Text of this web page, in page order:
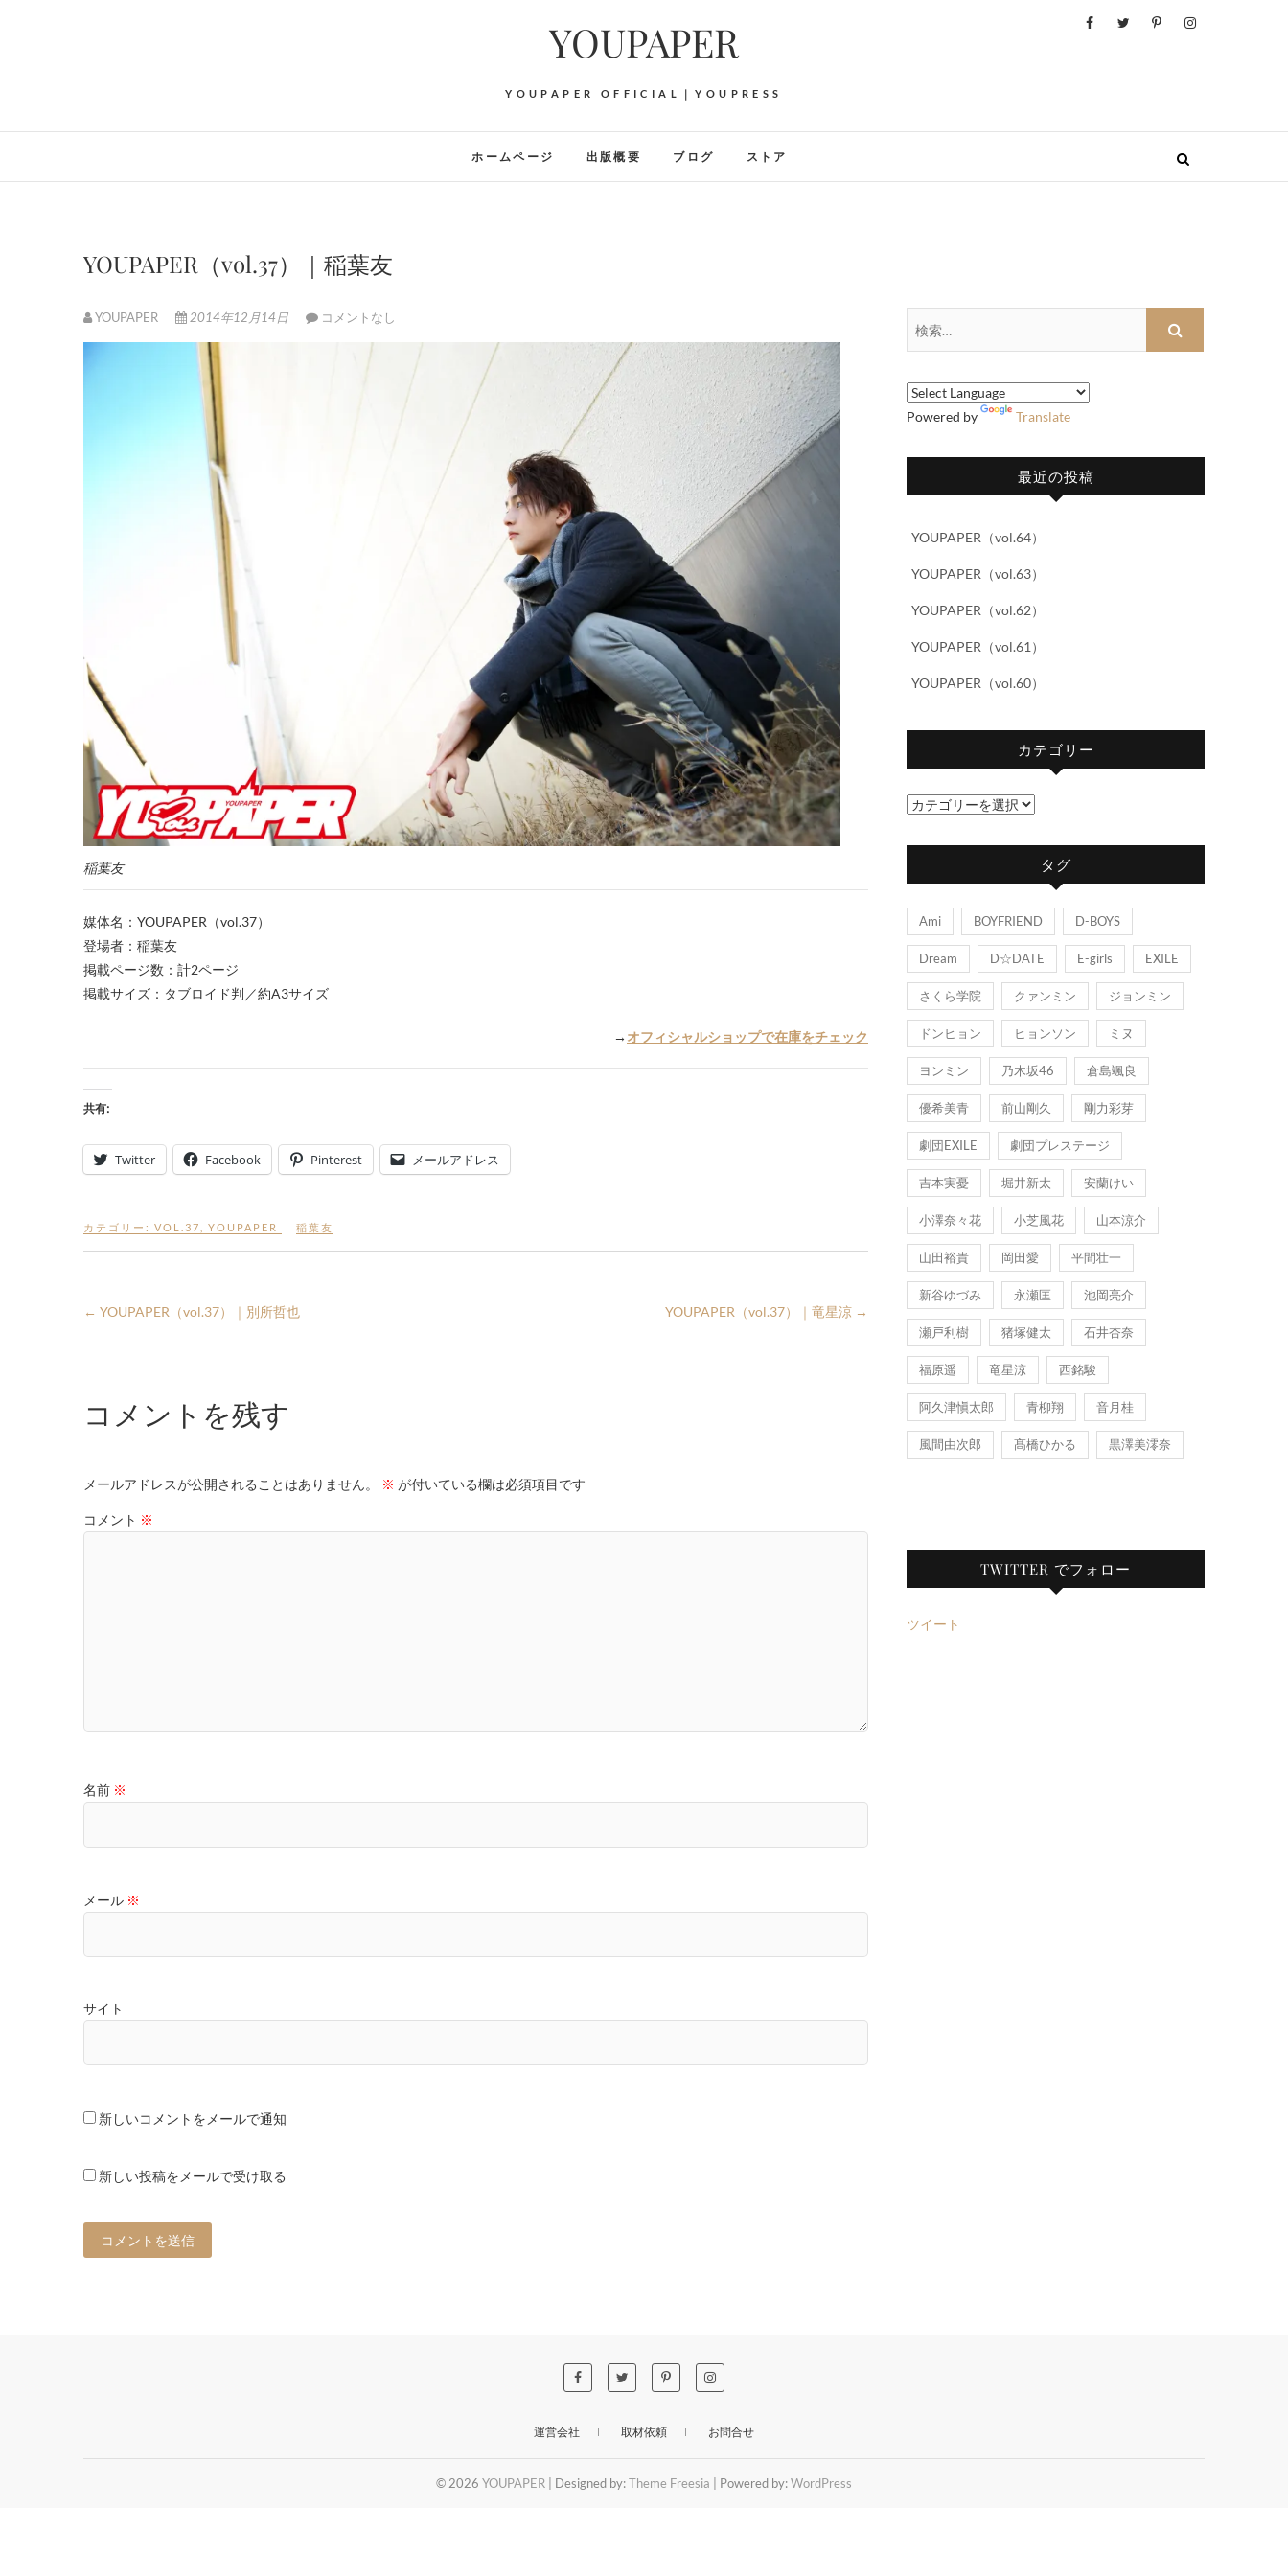
YOUPAPER
YOUPAPER OFFICIAL｜YOUPRESS
ホームページ 出版概要 ブログ ストア
YOUPAPER（vol.37）｜稲葉友
YOUPAPER 2014年12月14日 コメントなし
稲葉友
媒体名：YOUPAPER（vol.37）
登場者：稲葉友
掲載ページ数：計2ページ
掲載サイズ：タブロイド判／約A3サイズ
→ オフィシャルショップで在庫をチェック
共有:
Twitter Facebook Pinterest メールアドレス
カテゴリー: VOL.37 YOUPAPER 稲葉友
← YOUPAPER（vol.37）｜別所哲也 YOUPAPER（vol.37）｜竜星涼 →
コメントを残す
メールアドレスが公開されることはありません。 ※ が付いている欄は必須項目です
コメント ※
名前 ※
メール ※
サイト
新しいコメントをメールで通知
新しい投稿をメールで受け取る
Powered by Translate
最近の投稿
YOUPAPER（vol.64）
YOUPAPER（vol.63）
YOUPAPER（vol.62）
YOUPAPER（vol.61）
YOUPAPER（vol.60）
カテゴリー
カ
タグ
Ami BOYFRIEND D-BOYS
Dream D☆DATE E-girls EXILE
さくら学院 クァンミン ジョンミン
ドンヒョン ヒョンソン ミヌ
ヨンミン 乃木坂46 倉島颯良
優希美青 前山剛久 剛力彩芽
劇団EXILE 劇団プレステージ
吉本実憂 堀井新太 安蘭けい
小澤奈々花 小芝風花 山本涼介
山田裕貴 岡田愛 平間壮一
新谷ゆづみ 永瀬匡 池岡亮介
瀬戸利樹 猪塚健太 石井杏奈
福原遥 竜星涼 西銘駿
阿久津愼太郎 青柳翔 音月桂
風間由次郎 髙橋ひかる 黒澤美澪奈
TWITTER でフォロー
ツイート
運営会社 取材依頼 お問合せ
© 2026 YOUPAPER | Designed by:Theme Freesia | Powered by:WordPress